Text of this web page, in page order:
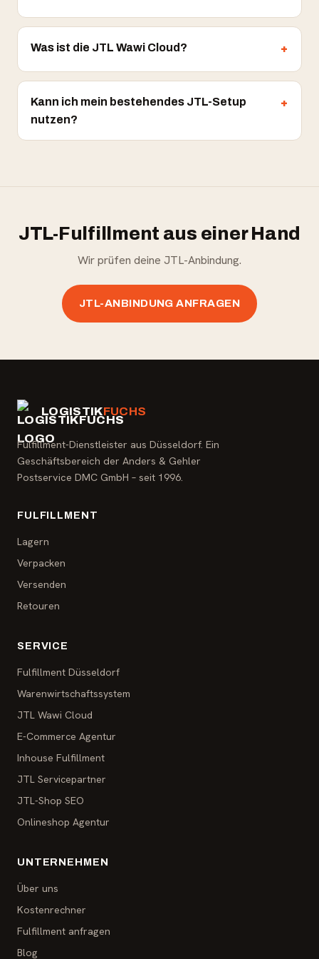
Was ist die JTL Wawi Cloud?
Kann ich mein bestehendes JTL-Setup
nutzen?
JTL-Fulfillment aus einer Hand
Wir prüfen deine JTL-Anbindung.
JTL-ANBINDUNG ANFRAGEN
LOGISTIKFUCHS
Fulfillment-Dienstleister aus Düsseldorf. Ein
Geschäftsbereich der Anders & Gehler
Postservice DMC GmbH – seit 1996.
FULFILLMENT
Lagern
Verpacken
Versenden
Retouren
SERVICE
Fulfillment Düsseldorf
Warenwirtschaftssystem
JTL Wawi Cloud
E-Commerce Agentur
Inhouse Fulfillment
JTL Servicepartner
JTL-Shop SEO
Onlineshop Agentur
UNTERNEHMEN
Über uns
Kostenrechner
Fulfillment anfragen
Blog